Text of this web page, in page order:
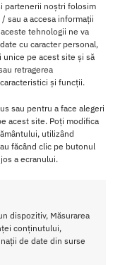
partenerii noștri folosim
sau a accesa informații
tehnologii ne va
cu caracter personal,
pe acest site și să
retragerea
și funcții.
sau pentru a face alegeri
acest site. Poți modifica
utilizând
făcând clic pe butonul
a ecranului.
dispozitiv, Măsurarea
conținutului,
de date din surse
opțiunile
Ventuza Gold Digger
139.00 lei